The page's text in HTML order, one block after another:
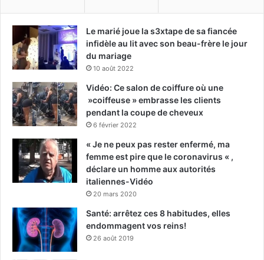
Le marié joue la s3xtape de sa fiancée
infidèle au lit avec son beau-frère le jour
du mariage
10 août 2022
Vidéo: Ce salon de coiffure où une
»coiffeuse » embrasse les clients
pendant la coupe de cheveux
6 février 2022
« Je ne peux pas rester enfermé, ma
femme est pire que le coronavirus « ,
déclare un homme aux autorités
italiennes-Vidéo
20 mars 2020
Santé: arrêtez ces 8 habitudes, elles
endommagent vos reins!
26 août 2019